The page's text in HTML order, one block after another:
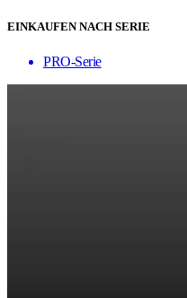
EINKAUFEN NACH SERIE
PRO-Serie